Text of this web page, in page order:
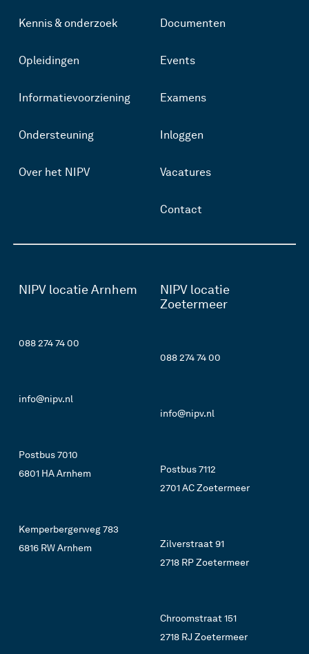
Kennis & onderzoek
Opleidingen
Informatievoorziening
Ondersteuning
Over het NIPV
Documenten
Events
Examens
Inloggen
Vacatures
Contact
NIPV locatie Arnhem
088 274 74 00
info@nipv.nl
Postbus 7010
6801 HA Arnhem
Kemperbergerweg 783
6816 RW Arnhem
NIPV locatie
Zoetermeer
088 274 74 00
info@nipv.nl
Postbus 7112
2701 AC Zoetermeer
Zilverstraat 91
2718 RP Zoetermeer
Chroomstraat 151
2718 RJ Zoetermeer